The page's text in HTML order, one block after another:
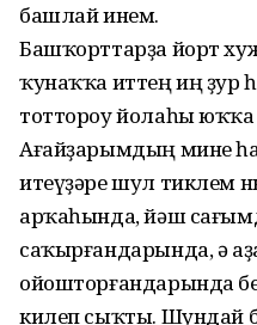
башлай инем.
Башҡорттарҙа йорт
ҡунаҡҡа иттең иң ҙур
тоттороу йолаһы юҡҡа
Ағайҙарымдың мине
итеүҙәре шул тиклем
арҡаһында, йәш
саҡырғандарында, ә
ойошторғандарында
килеп сыҡты. Шундай